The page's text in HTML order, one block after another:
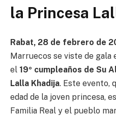
la Princesa
Rabat, 28 de febrero de
Marruecos se viste de gala
el 19º cumpleaños de Su
Lalla Khadija. Este evento,
edad de la joven princesa,
Familia Real y el pueblo